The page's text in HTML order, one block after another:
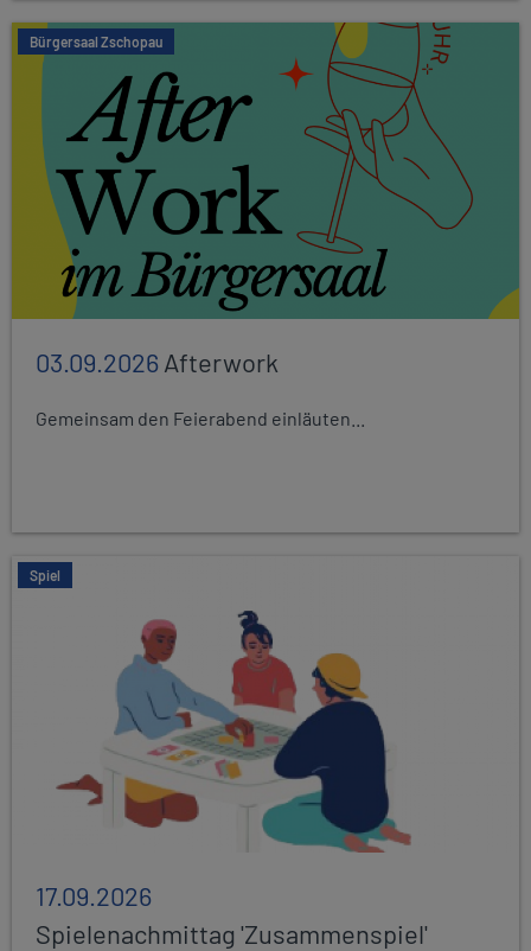
Bürgersaal Zschopau
03.09.2026Afterwork
Gemeinsam den Feierabend einläuten...
Spiel
17.09.2026
Spielenachmittag 'Zusammenspiel'